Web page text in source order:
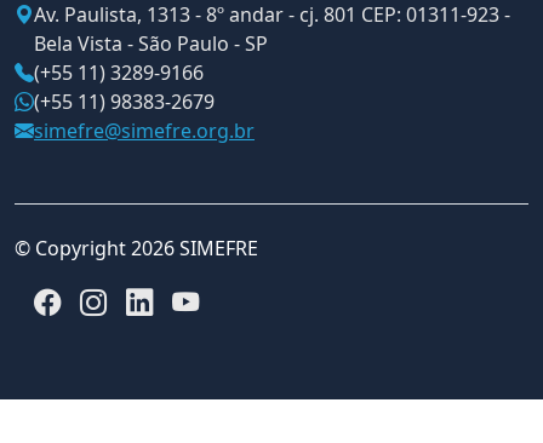
Av. Paulista, 1313 - 8º andar - cj. 801 CEP: 01311-923 -
Bela Vista - São Paulo - SP
(+55 11) 3289-9166
(+55 11) 98383-2679
simefre@simefre.org.br
© Copyright 2026 SIMEFRE